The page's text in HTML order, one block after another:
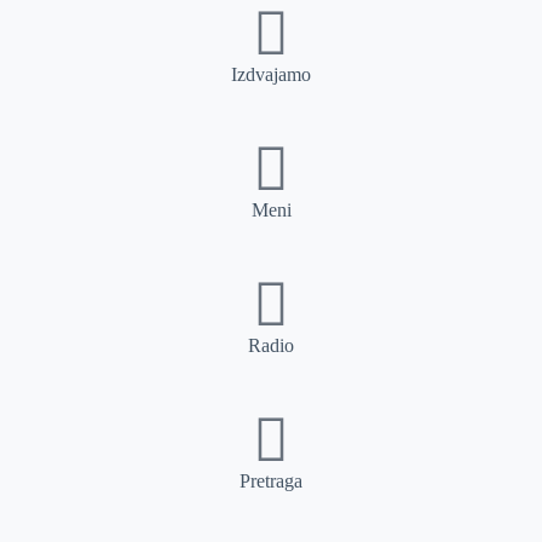
Izdvajamo
Meni
Radio
Pretraga